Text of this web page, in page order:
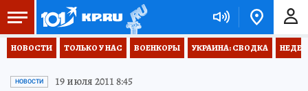
НОВОСТИ ТОЛЬКО У НАС ВОЕНКОРЫ УКРАИНА: СВОДКА
НОВОСТИ 19 июля 2011 8:45